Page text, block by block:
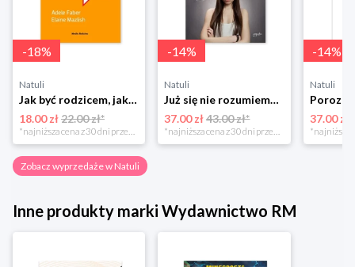
-18%
Natuli
Jak być rodzicem, jakim zawsze chciałeś być Media rodzina
18.00 zł22.00 zł*
*najniższa cena z 30 dni przed obniżką
-14%
Natuli
Już się nie rozumiemy! Jak przeżyć czas trzaskających drzwi Esprit
37.00 zł 43.00 zł*
*najniższa cena z 30 dni przed obniżką
-14%
Natuli
37.00 zł
Zobacz wyprzedaże w Natuli
Inne produkty marki Wydawnictwo RM